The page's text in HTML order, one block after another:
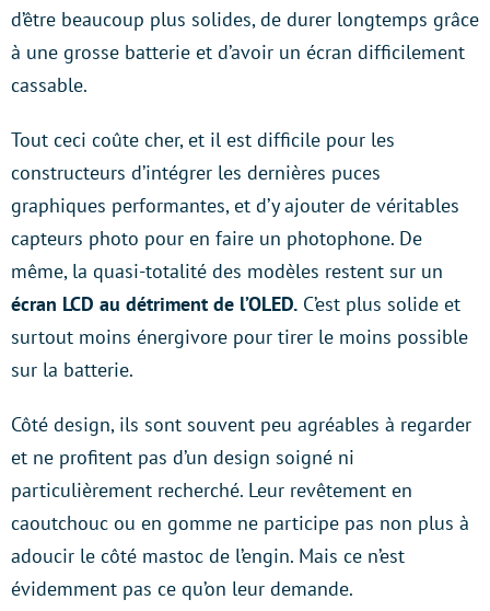
d’être beaucoup plus solides, de durer longtemps grâce
à une grosse batterie et d’avoir un écran difficilement
cassable.
Tout ceci coûte cher, et il est difficile pour les
constructeurs d’intégrer les dernières puces
graphiques performantes, et d’y ajouter de véritables
capteurs photo pour en faire un photophone. De
même, la quasi-totalité des modèles restent sur un
écran LCD au détriment de l’OLED. C’est plus solide et
surtout moins énergivore pour tirer le moins possible
sur la batterie.
Côté design, ils sont souvent peu agréables à regarder
et ne profitent pas d’un design soigné ni
particulièrement recherché. Leur revêtement en
caoutchouc ou en gomme ne participe pas non plus à
adoucir le côté mastoc de l’engin. Mais ce n’est
évidemment pas ce qu’on leur demande.